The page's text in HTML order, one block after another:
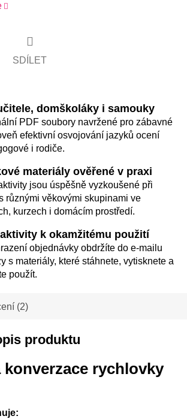
SDÍLET
domškoláky i samouky
PDF soubory navržené pro zábavné
efektivní osvojování jazyků ocení
i rodiče.
materiály ověřené v praxi
jsou úspěšně vyzkoušené při
různými věkovými skupinami ve
kurzech i domácím prostředí.
k okamžitému použití
objednávky obdržíte do e-mailu
s materiály, které stáhnete, vytisknete a
použít.
(2)
produktu
rychlovky